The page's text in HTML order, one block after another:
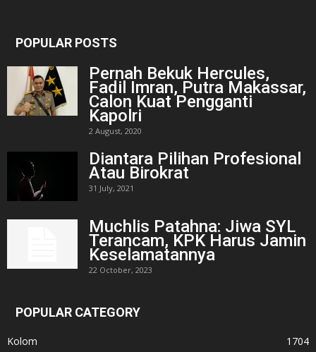
POPULAR POSTS
Pernah Bekuk Hercules,
Fadil Imran, Putra Makassar,
Calon Kuat Pengganti
Kapolri
2 August, 2020
Diantara Pilihan Profesional
Atau Birokrat
31 July, 2021
Muchlis Patahna: Jiwa SYL
Terancam, KPK Harus Jamin
Keselamatannya
22 October, 2023
POPULAR CATEGORY
Kolom 1704